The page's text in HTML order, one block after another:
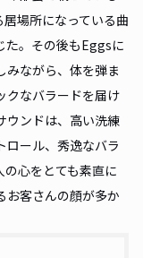
場所になっている曲
た。その後もEggsに
みながら、体を弾ま
クなバラードを届け
ウンドは、高い洗練
ロール、秀逸なバラ
心をとても素直に
お客さんの顔が多か